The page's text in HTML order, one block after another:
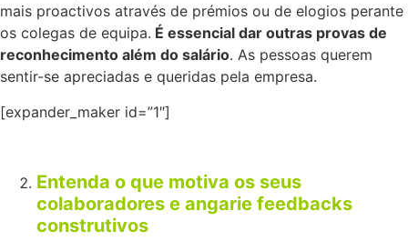
mais proactivos através de prémios ou de elogios perante
os colegas de equipa. É essencial dar outras provas de
reconhecimento além do salário. As pessoas querem
sentir-se apreciadas e queridas pela empresa.
[expander_maker id=”1″]
Entenda o que motiva os seus
colaboradores e angarie feedbacks
construtivos